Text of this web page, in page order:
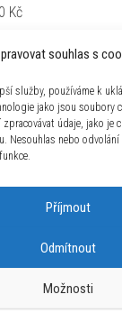
souhlas s
služby, používáme k
jako jsou soubory
údaje, jako je
Nesouhlas nebo
Příjmout
Odmítnout
Možnosti
Kč
Chrono Bike
Kč
Skindiver Nautique
Plain
228/3 Praha 4